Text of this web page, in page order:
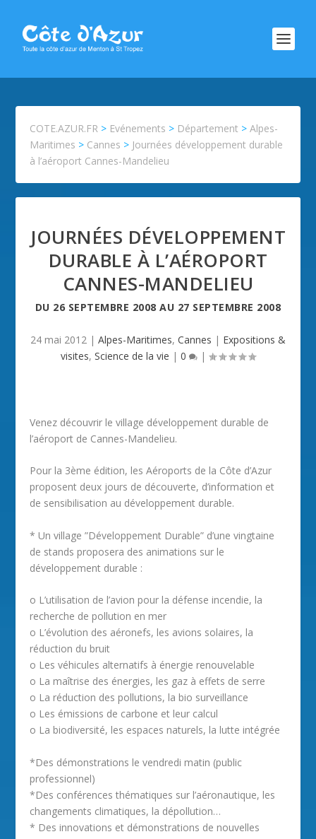
COTE.AZUR.FR > Evénements > Département >Alpes-
Maritimes > Cannes > Journées développement durable
à l’aéroport Cannes-Mandelieu
JOURNÉES DÉVELOPPEMENT
DURABLE À L’AÉROPORT
CANNES-MANDELIEU
DU 26 SEPTEMBRE 2008 AU 27 SEPTEMBRE 2008
24 mai 2012 | Alpes-Maritimes, Cannes | Expositions &
visites, Science de la vie | 0 |
Venez découvrir le village développement durable de
l’aéroport de Cannes-Mandelieu.
Pour la 3ème édition, les Aéroports de la Côte d’Azur
proposent deux jours de découverte, d’information et
de sensibilisation au développement durable.
* Un village ”Développement Durable” d’une vingtaine
de stands proposera des animations sur le
développement durable :
o L’utilisation de l’avion pour la défense incendie, la
recherche de pollution en mer
o L’évolution des aéronefs, les avions solaires, la
réduction du bruit
o Les véhicules alternatifs à énergie renouvelable
o La maîtrise des énergies, les gaz à effets de serre
o La réduction des pollutions, la bio surveillance
o Les émissions de carbone et leur calcul
o La biodiversité, les espaces naturels, la lutte intégrée
*Des démonstrations le vendredi matin (public
professionnel)
*Des conférences thématiques sur l’aéronautique, les
changements climatiques, la dépollution…
* Des innovations et démonstrations de nouvelles